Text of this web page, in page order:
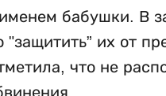
бабушки. В
их от
что не